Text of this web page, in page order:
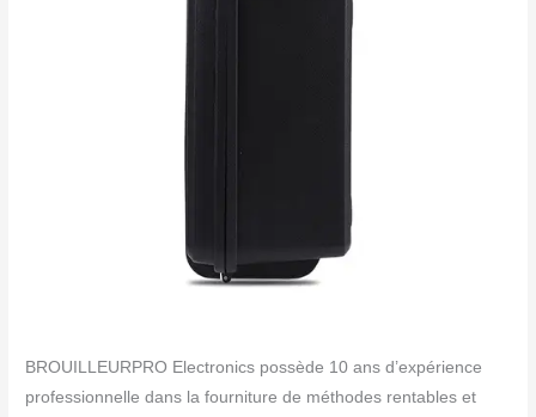
BROUILLEURPRO Electronics possède 10 ans d’expérience
professionnelle dans la fourniture de méthodes rentables et